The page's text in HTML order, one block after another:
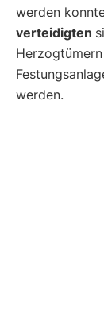
werden
verteidigten
Herzogtümern
werden.